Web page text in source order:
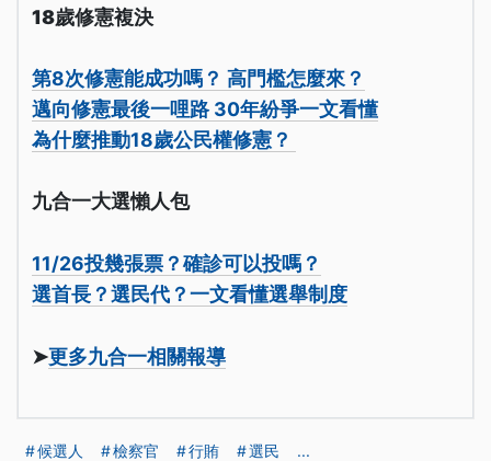
18歲修憲複決
第8次修憲能成功嗎？ 高門檻怎麼來？
邁向修憲最後一哩路 30年紛爭一文看懂
為什麼推動18歲公民權修憲？
九合一大選懶人包
11/26投幾張票？確診可以投嗎？
選首長？選民代？一文看懂選舉制度
➤更多九合一相關報導
候選人 檢察官 行賄 選民 ...